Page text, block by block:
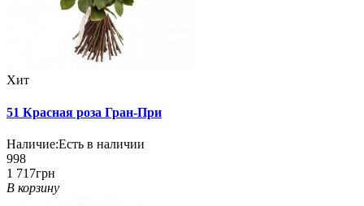
Хит
51 Красная роза Гран-При
Наличие:Есть в наличии
998
1 717грн
В корзину